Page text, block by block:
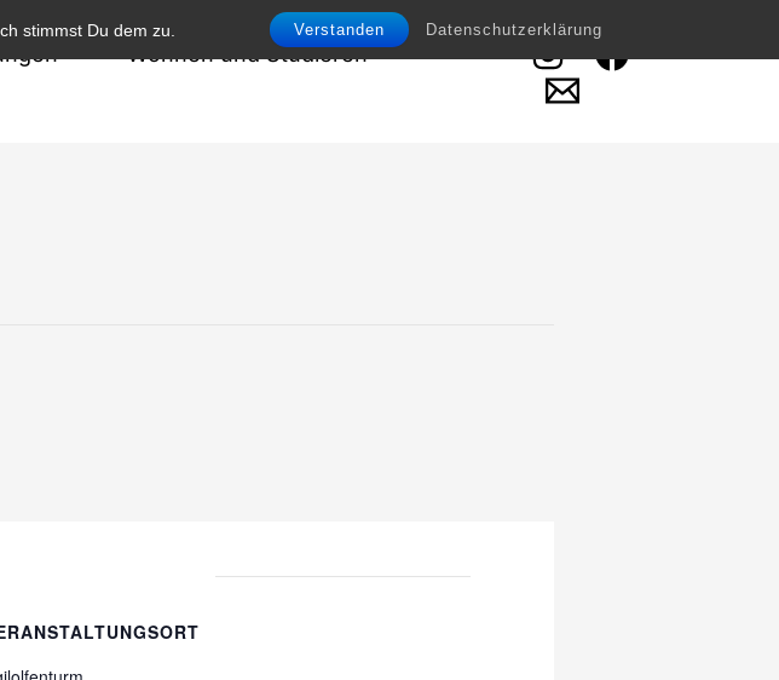
stimmst Du dem zu. Verstanden Datenschutzerklärung
Wohnen und Studieren